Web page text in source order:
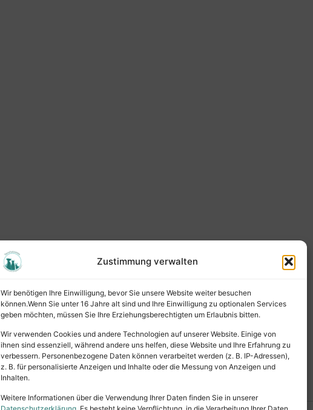
Zustimmung verwalten
Wir benötigen Ihre Einwilligung, bevor Sie unsere Website weiter besuchen
können.Wenn Sie unter 16 Jahre alt sind und Ihre Einwilligung zu optionalen Services
geben möchten, müssen Sie Ihre Erziehungsberechtigten um Erlaubnis bitten.
Wir verwenden Cookies und andere Technologien auf unserer Website. Einige von
ihnen sind essenziell, während andere uns helfen, diese Website und Ihre Erfahrung zu
verbessern. Personenbezogene Daten können verarbeitet werden (z. B. IP-Adressen),
z. B. für personalisierte Anzeigen und Inhalte oder die Messung von Anzeigen und
Inhalten.
Weitere Informationen über die Verwendung Ihrer Daten finden Sie in unserer